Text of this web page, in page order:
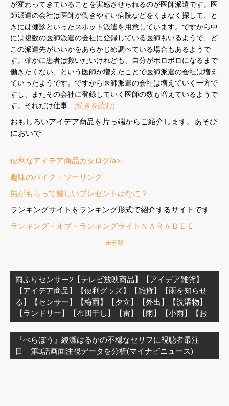
が変わってきていることを実感させられるのが医師派遣です。医
師派遣の会社は医師が働きやすい病院などをくまなく探して、と
きには健診といったスポット派遣を用意しています。ですから中
には複数の医師派遣の会社に登録している医師もいるようで、ど
この派遣先がいいかをあらかじめ調べている場合もあるようで
す。確かに患者は救いたいけれども、自分がボロボロになるまで
働きたくない、という医師が増えたことで医師派遣の会社は増え
ていったようです。ですから医師派遣の会社は増えていく一方で
すし、またその会社に登録していく医師の数も増えているようで
す。それだけ仕事…(続きを読む)
おもしろいアイデア商品を片っ端からご紹介します。あそび
においで
便利なアイデア商品カタログ/a>
趣味のバイク・ツーリング
男がもらって嬉しいプレゼントはなに？
ランキングサイトをランキング形式で紹介するサイトです
ランキング・オブ・ランキングサイトＮＡＲＡＢＥＥ
未分類
稿
ナ
ビ
ゲ
ー
シ
ョ
ン
雨ふりセンサー2【テレビ放映商品】【アイデア雑貨】
【アイデア商品】【便利グッズ】【雑貨】【雨を知らせ
る】【センサー】【梅雨】【夕立】【外出】【洗濯物】
【ランドリー】【布団干し】【雷】【雨】【小雨】【お
『べらぼう』綾瀬はるかの不穏なセリフに視聴者最注
目 第3話画面注視データを分析(マイナビニュース)